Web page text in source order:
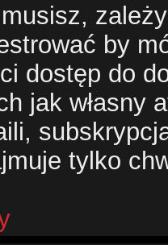
by
dostęp do
jak własny
tylko